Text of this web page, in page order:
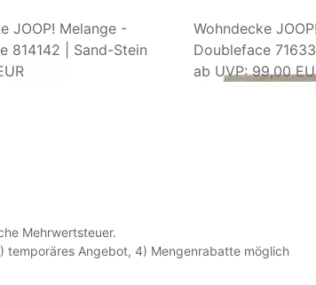
JOOP! Melange -
814142 | Sand-Stein
Wohndecke
Doubleface
ab UVP: 99,00
Mehrwertsteuer.
temporäres Angebot, 4) Mengenrabatte möglich